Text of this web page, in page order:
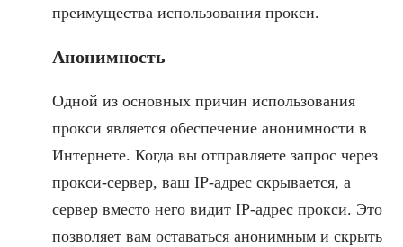
преимущества использования прокси.
Анонимность
Одной из основных причин использования
прокси является обеспечение анонимности в
Интернете. Когда вы отправляете запрос через
прокси-сервер, ваш IP-адрес скрывается, а
сервер вместо него видит IP-адрес прокси. Это
позволяет вам оставаться анонимным и скрыть